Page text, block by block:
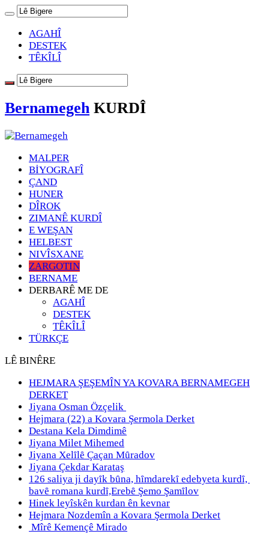
AGAHÎ
DESTEK
TÊKÎLÎ
Bernamegeh KURDÎ
MALPER
BİYOGRAFÎ
ÇAND
HUNER
DÎROK
ZIMANÊ KURDÎ
E WEŞAN
HELBEST
NIVÎSXANE
ZARGOTIN
BERNAME
DERBARÊ ME DE
AGAHÎ
DESTEK
TÊKÎLÎ
TÜRKÇE
LÊ BINÊRE
HEJMARA ŞEŞEMÎN YA KOVARA BERNAMEGEH
DERKET
Jiyana Osman Özçelik
Hejmara (22) a Kovara Şermola Derket
Destana Kela Dimdimê
Jiyana Milet Mihemed
Jiyana Xelȋlȇ Çaçan Mȗradov
Jiyana Çekdar Karataş
126 saliya ji dayȋk bȗna, hȋmdarekȋ edebyeta kurdȋ,
bavȇ romana kurdȋ,Erebȇ Şemo Şamȋlov
Hinek leyîskên kurdan ên kevnar
Hejmara Nozdemîn a Kovara Şermola Derket
Mîrê Kemençê Mirado